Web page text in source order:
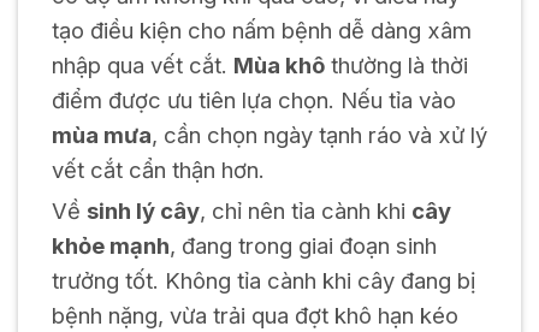
tạo điều kiện cho nấm bệnh dễ dàng xâm
nhập qua vết cắt. Mùa khôthường là thời
điểm được ưu tiên lựa chọn. Nếu tỉa vào
mùa mưa, cần chọn ngày tạnh ráo và xử lý
vết cắt cẩn thận hơn.
Về sinh lý cây, chỉ nên tỉa cành khi cây
khỏe mạnh, đang trong giai đoạn sinh
trưởng tốt. Không tỉa cành khi cây đang bị
bệnh nặng, vừa trải qua đợt khô hạn kéo